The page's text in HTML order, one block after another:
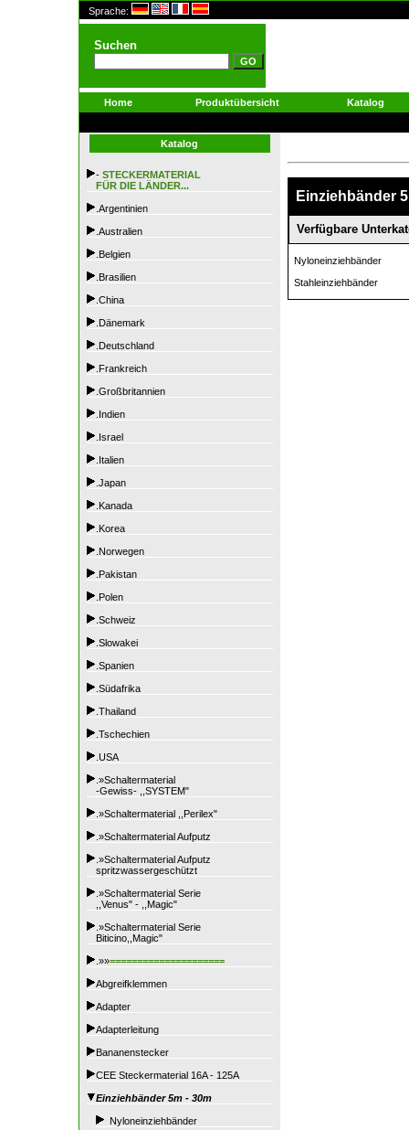
Sprache:
Suchen
Home Produktübersicht Katalog
Katalog
- STECKERMATERIAL
FÜR DIE LÄNDER...
.Argentinien
.Australien
.Belgien
.Brasilien
.China
.Dänemark
.Deutschland
.Frankreich
.Großbritannien
.Indien
.Israel
.Italien
.Japan
.Kanada
.Korea
.Norwegen
.Pakistan
.Polen
.Schweiz
.Slowakei
.Spanien
.Südafrika
.Thailand
.Tschechien
.USA
.»Schaltermaterial
-Gewiss- ,,SYSTEM"
.»Schaltermaterial ,,Perilex"
.»Schaltermaterial Aufputz
.»Schaltermaterial Aufputz
spritzwassergeschützt
.»Schaltermaterial Serie
,,Venus" - ,,Magic"
.»Schaltermaterial Serie
Biticino,,Magic"
.»»=====================
Abgreifklemmen
Adapter
Adapterleitung
Bananenstecker
CEE Steckermaterial 16A - 125A
Einziehbänder 5m - 30m
Nyloneinziehbänder
Einziehbänder
Verfügbare
Nyloneinziehbänder
Stahleinziehbänder